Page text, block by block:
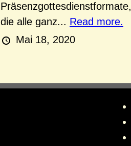
Präsenzgottesdienstformate,
die alle ganz... Read more.
Mai 18, 2020